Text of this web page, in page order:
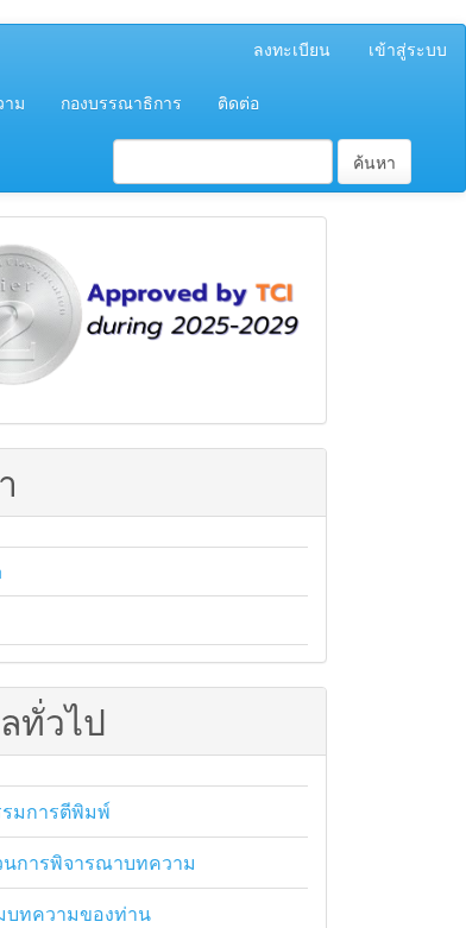
ลงทะเบียน เข้าสู่ระบบ
าม กองบรรณาธิการ ติดต่อ
ค้นหา
ทั่วไป
รมการตีพิมพ์
นการพิจารณาบทความ
บทความของท่าน